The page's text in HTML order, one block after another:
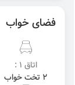
فضای خواب
اتاق 1 :
2 تخت خواب